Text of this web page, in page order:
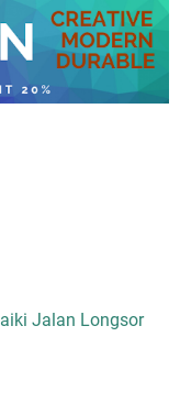
Jalan Longsor